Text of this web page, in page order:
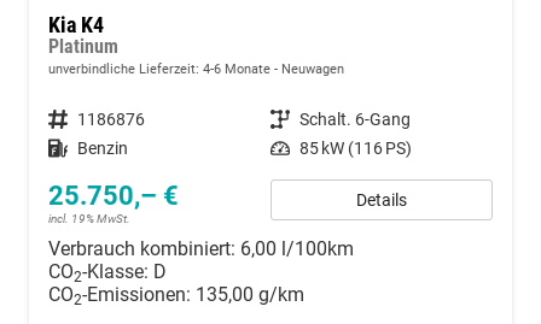
Kia K4
Platinum
unverbindliche Lieferzeit: 4-6 Monate Neuwagen
Fahrzeugnummer 1186876 Getriebe Schalt. 6-Gang
Kraftstoff Benzin Leistung 85 kW (116 PS)
25.750,– €
incl. 19% MwSt.
Details
Verbrauch kombiniert: 6,00 l/100km
CO2-Klasse: D
CO2-Emissionen: 135,00 g/km